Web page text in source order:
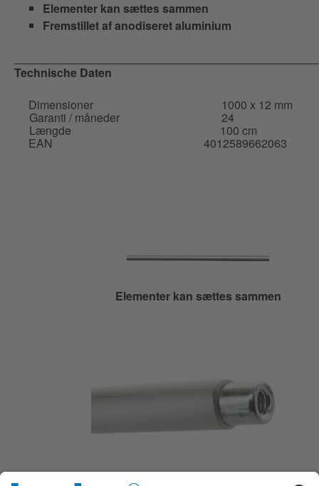
Elementer kan sættes sammen
Fremstillet af anodiseret aluminium
Technische Daten
Dimensioner
1000 x 12 mm
Garanti / måneder 24
Længde 100 cm
EAN 4012589662063
Elementer kan sættes sammen